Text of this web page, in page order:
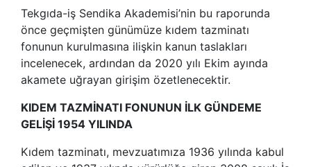
Tekgıda-iş Sendika Akademisi’nin bu raporunda
önce geçmişten günümüze kıdem tazminatı
fonunun kurulmasına ilişkin kanun taslakları
incelenecek, ardından da 2020 yılı Ekim ayında
akamete uğrayan girişim özetlenecektir.
KIDEM TAZMİNATI FONUNUN İLK GÜNDEME
GELİŞİ 1954 YILINDA
Kıdem tazminatı, mevzuatımıza 1936 yılında kabul